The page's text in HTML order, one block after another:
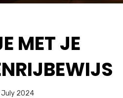
MET JE
July 2024